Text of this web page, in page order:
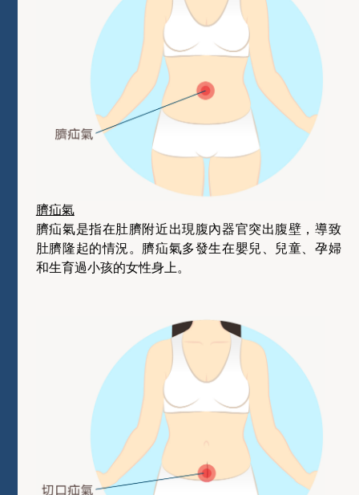
臍疝氣
臍疝氣是指在肚臍附近出現腹內器官突出腹壁，導致
肚臍隆起的情況。臍疝氣多發生在嬰兒、兒童、孕婦
和生育過小孩的女性身上。